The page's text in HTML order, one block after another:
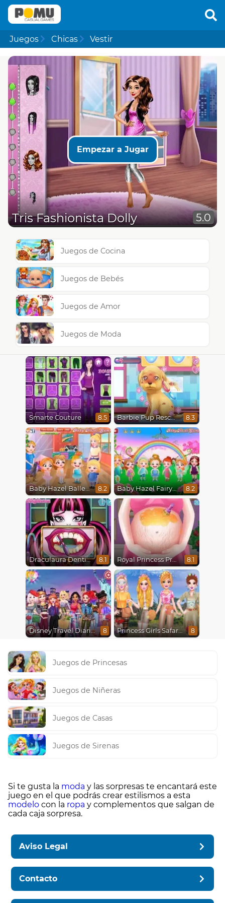
Juegos Chicas Vestir
Empezar a Jugar
Tris Fashionista Dolly 5.0
Juegos de Cocina
Juegos de Bebés
Juegos de Amor
Juegos de Moda
Smarte Couture 8.5 Barbie Pup Rescue 8.3
Baby Hazel Ballerina Dance 8.2 Baby Hazel Fairyland Ballet 8.2
Draculaura Dentist 8.1 Royal Princess Pregnant 8.1
Disney Travel Diaries: City Break 8 Princess Girls Safari Trip 8
Juegos de Princesas
Juegos de Niñeras
Juegos de Casas
Juegos de Sirenas
Si te gusta la moda y las sorpresas te encantará este
juego en el que podrás crear estilismos a esta
modelo con la ropa y complementos que salgan de
cada caja sorpresa.
Aviso Legal
Contacto